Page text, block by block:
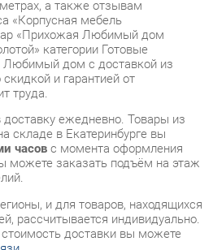
и гарантией от
труда.
ежедневно. Товары из
складе в Екатеринбурге вы
часовс момента оформления
заказать подъём на этаж
и для товаров, находящихся
рассчитывается индивидуально.
доставки вы можете
.
заказа в доставку, а также в
заказа вы можете
решение об отказе от покупки.